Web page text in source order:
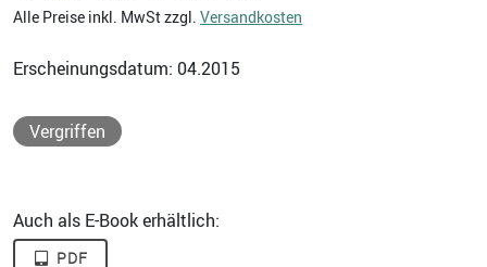
Alle Preise inkl. MwSt zzgl. Versandkosten
Erscheinungsdatum: 04.2015
Vergriffen
Auch als E-Book erhältlich:
PDF